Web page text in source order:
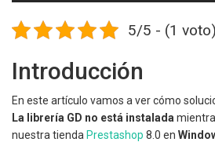
5/5 - (1 voto)
Introducción
En este artículo vamos a ver cómo
La librería GD no está instalada
nuestra tienda Prestashop 8.0 en